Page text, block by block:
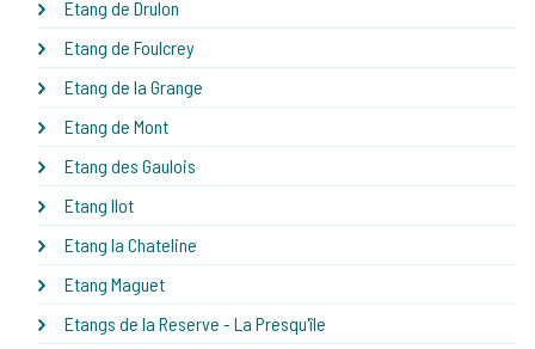
Etang de Drulon
Etang de Foulcrey
Etang de la Grange
Etang de Mont
Etang des Gaulois
Etang Ilot
Etang la Chateline
Etang Maguet
Etangs de la Reserve - La Presqu'île